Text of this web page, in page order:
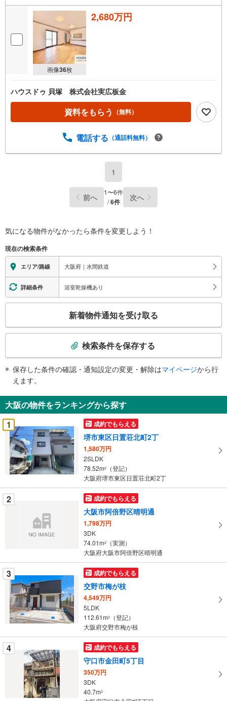
画像36枚
2,680万円
ハウスドゥ 貝塚 株式会社実広板金
資料をもらう （無料）
電話する （通話料無料）
1
前へ 1〜6件
/6件 次へ
気になる物件がなかったら条件を変更しよう！
現在の検索条件
エリア/路線 大阪府｜水間鉄道
詳細条件 浴室乾燥機あり
検
知
を
受
け
取
る
・
条
件
を
に
保
存
す
る
新着物件通知を受け取る
検索条件を保存する
保存した条件の確認・通知設定の変更・解除はマイページから行
えます。
大阪の物件をランキングから探す
1
成約でもらえる
堺市東区日置荘北町2丁
1,580万円
2SLDK
78.52m2
（登記）
大阪府堺市東区日置荘北町2丁
2 成約でもらえる
大阪市阿倍野区晴明通
1,798万円
3DK
74.01m2
（実測）
大阪府大阪市阿倍野区晴明通
3 成約でもらえる
交野市梅が枝
4,549万円
5LDK
112.61m2
（登記）
大阪府交野市梅が枝
4 成約でもらえる
守口市金田町5丁目
350万円
3DK
40.7m2